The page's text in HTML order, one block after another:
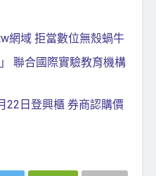
網域 拒當數位無殼蝸牛
聯合國際實驗教育機構
22日登興櫃 券商認購價